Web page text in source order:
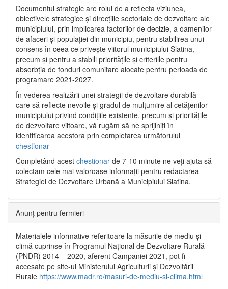
Documentul strategic are rolul de a reflecta viziunea,
obiectivele strategice și direcțiile sectoriale de dezvoltare ale
municipiului, prin implicarea factorilor de decizie, a oamenilor
de afaceri și populației din municipiu, pentru stabilirea unui
consens în ceea ce privește viitorul municipiului Slatina,
precum și pentru a stabili prioritățile și criteriile pentru
absorbția de fonduri comunitare alocate pentru perioada de
programare 2021-2027.
În vederea realizării unei strategii de dezvoltare durabilă
care să reflecte nevoile și gradul de mulțumire al cetățenilor
municipiului privind condițiile existente, precum și prioritățile
de dezvoltare viitoare, vă rugăm să ne sprijiniți în
identificarea acestora prin completarea următorului
chestionar
Completând acest chestionar de 7-10 minute ne veți ajuta să
colectam cele mai valoroase informații pentru redactarea
Strategiei de Dezvoltare Urbană a Municipiului Slatina.
Anunț pentru fermieri
Materialele informative referitoare la măsurile de mediu și
climă cuprinse în Programul Național de Dezvoltare Rurală
(PNDR) 2014 – 2020, aferent Campaniei 2021, pot fi
accesate pe site-ul Ministerului Agriculturii și Dezvoltării
Rurale https://www.madr.ro/masuri-de-mediu-si-clima.html